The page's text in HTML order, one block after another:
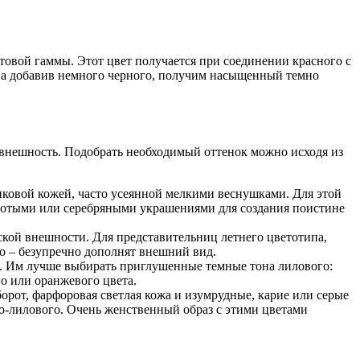
гаммы. Этот цвет получается при соединении красного с
добавив немного черного, получим насыщенный темно
Подобрать необходимый оттенок можно исходя из
кожей, часто усеянной мелкими веснушками. Для этой
или серебряными украшениями для создания поистине
внешности. Для представительниц летнего цветотипа,
– безупречно дополнят внешний вид.
Им лучше выбирать приглушенные темные тона лилового:
или оранжевого цвета.
фарфоровая светлая кожа и изумрудные, карие или серые
лилового. Очень женственный образ с этими цветами